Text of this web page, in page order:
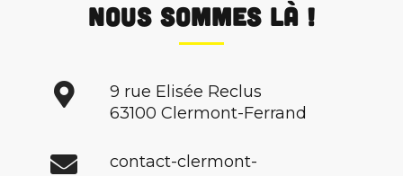
Nous sommes là !
9 rue Elisée Reclus
63100 Clermont-Ferrand
contact-clermont-